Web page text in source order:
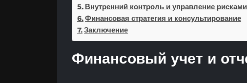
Внутренний контроль и управление рисками
Финансовая стратегия и консультирование
Заключение
Финансовый учет и